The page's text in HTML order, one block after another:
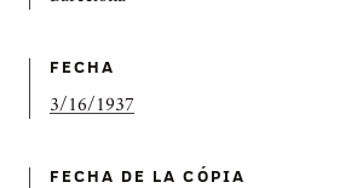
FECHA
3/16/1937
FECHA DE LA CÓPIA